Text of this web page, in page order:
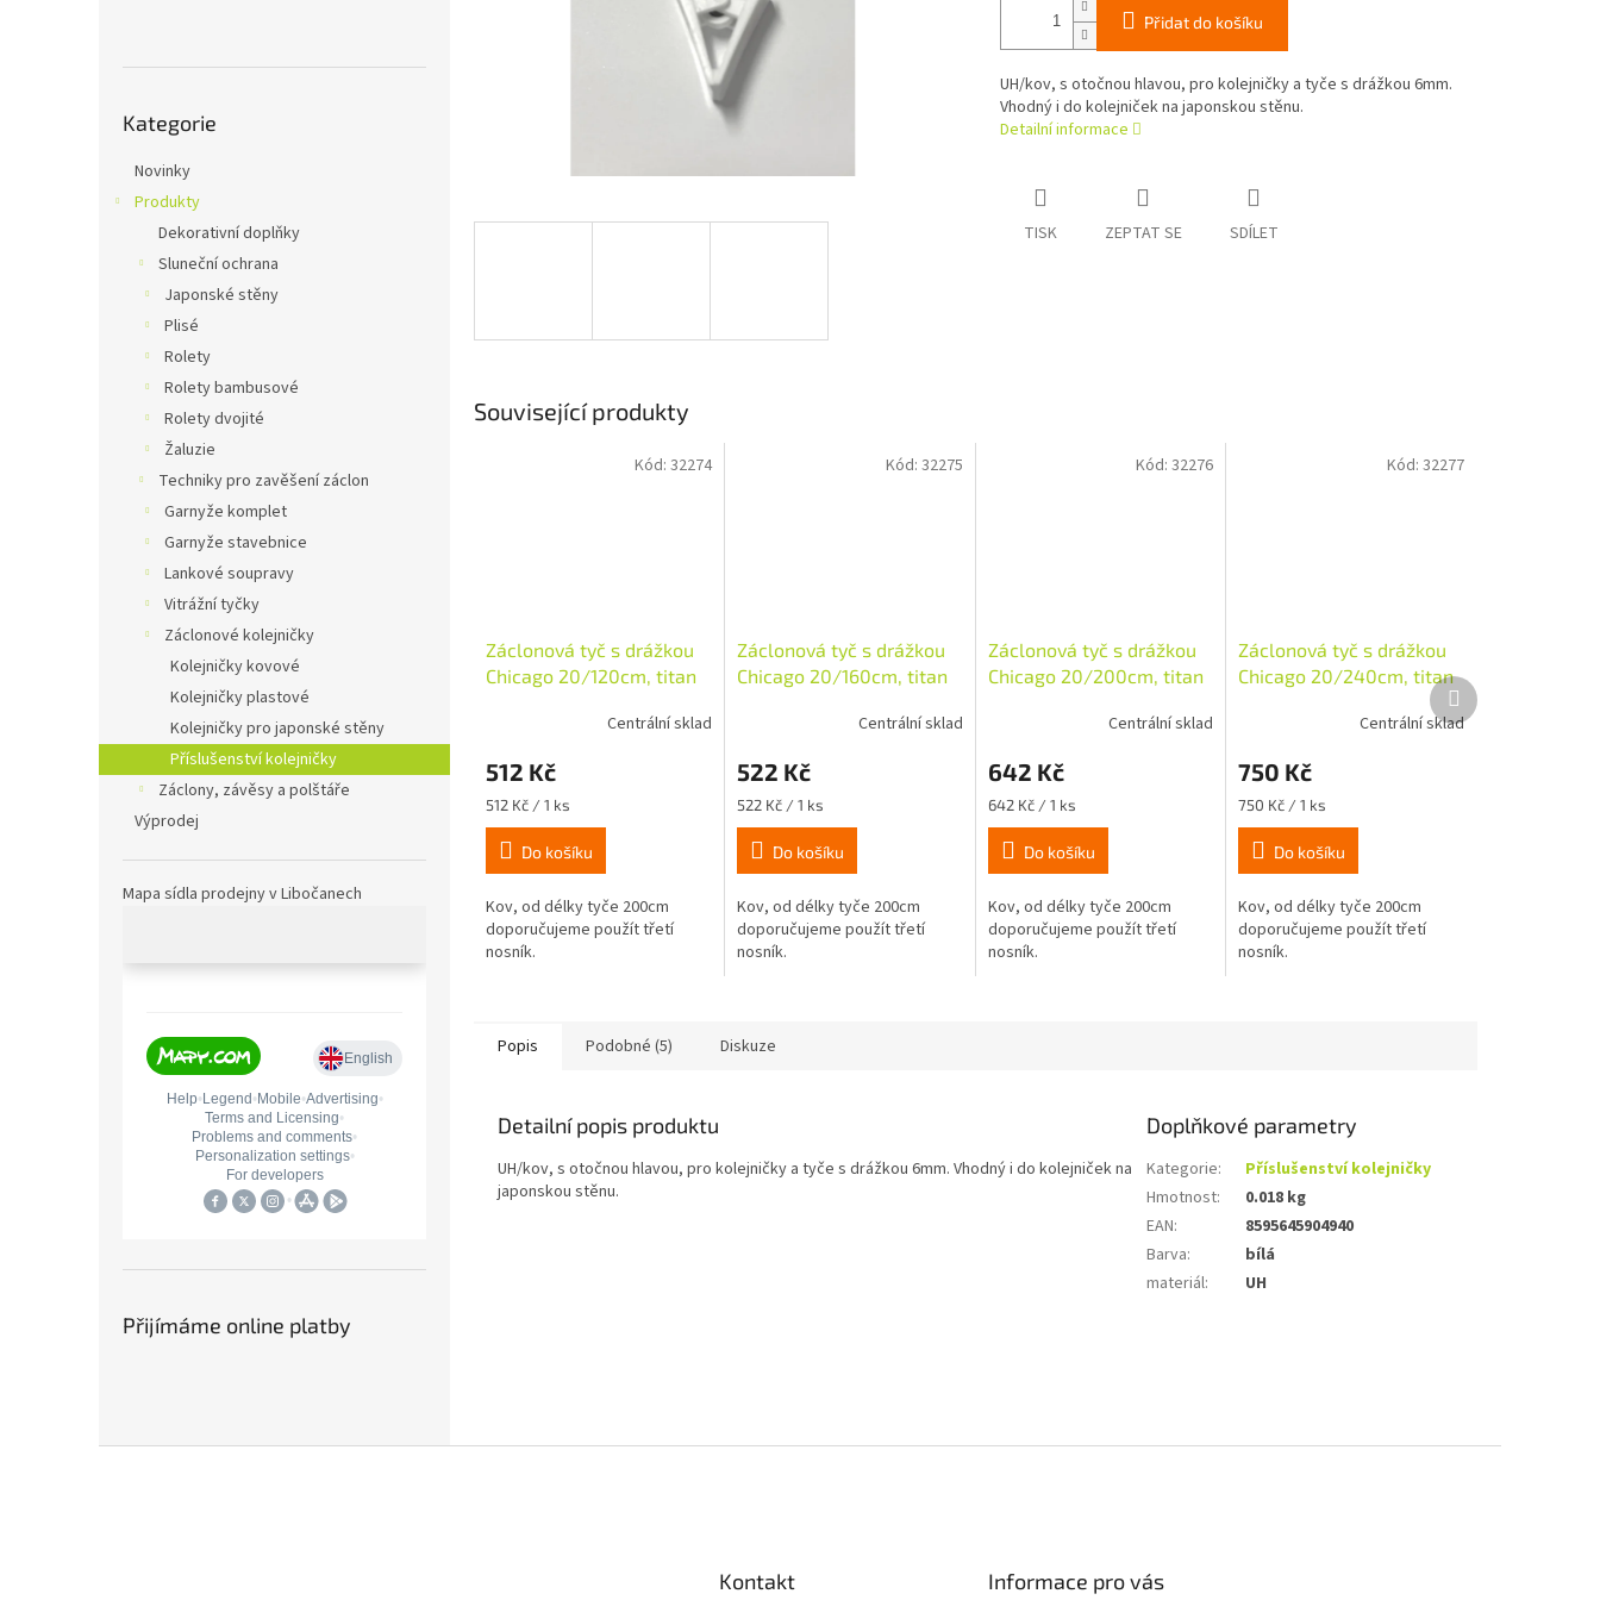
kategorie
Kategorie
Novinky
Produkty
Dekorativní doplňky
Sluneční ochrana
Japonské stěny
Plisé
Rolety
Rolety bambusové
Rolety dvojité
Žaluzie
Techniky pro zavěšení záclon
Garnyže komplet
Garnyže stavebnice
Lankové soupravy
Vitrážní tyčky
Záclonové kolejničky
Kolejničky kovové
Kolejničky plastové
Kolejničky pro japonské stěny
Příslušenství kolejničky
Záclony, závěsy a polštáře
Výprodej
Mapa sídla prodejny v Libočanech
Přijímáme online platby
Přidat do košíku
UH/kov, s otočnou hlavou, pro kolejničky a tyče s drážkou 6mm.
Vhodný i do kolejniček na japonskou stěnu.
Detailní informace
TISK ZEPTAT SE SDÍLET
Související produkty
Záclonová tyč s drážkou
Chicago 20/120cm, titan
Centrální sklad
512 Kč
Měrná
cena:
512 Kč / 1 ks
Do košíku
Kov, od délky tyče 200cm
doporučujeme použít třetí
nosník.
Kód: 32274
Záclonová tyč s drážkou
Chicago 20/160cm, titan
Centrální sklad
522 Kč
Měrná
cena:
522 Kč / 1 ks
Do košíku
Kov, od délky tyče 200cm
doporučujeme použít třetí
nosník.
Kód: 32275
Záclonová tyč s drážkou
Chicago 20/200cm, titan
Centrální sklad
642 Kč
Měrná
cena:
642 Kč / 1 ks
Do košíku
Kov, od délky tyče 200cm
doporučujeme použít třetí
nosník.
Kód:32276
Záclonová tyč s drážkou
Chicago 20/240cm, titan
Centrální sklad
750 Kč
Měrná
cena:
750 Kč / 1 ks
Do košíku
Kov, od délky tyče 200cm
doporučujeme použít třetí
nosník.
Kód: 32277
Další
produkt
Popis Podobné (5) Diskuze
Detailní popis produktu
UH/kov, s otočnou hlavou, pro kolejničky a tyče s drážkou 6mm. Vhodný i do kolejniček na
japonskou stěnu.
Doplňkové parametry
Kategorie:
Příslušenství kolejničky
Hmotnost:
0.018 kg
EAN:
8595645904940
Barva:
bílá
materiál: UH
Kontakt Informace pro vás